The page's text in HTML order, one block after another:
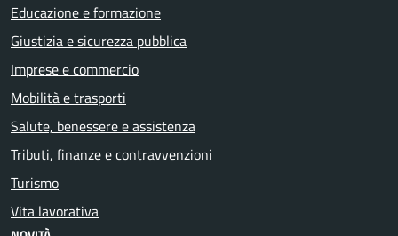
Educazione e formazione
Giustizia e sicurezza pubblica
Imprese e commercio
Mobilità e trasporti
Salute, benessere e assistenza
Tributi, finanze e contravvenzioni
Turismo
Vita lavorativa